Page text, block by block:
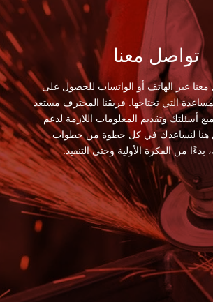
تواصل معنا
معنا عبر الهاتف أو الواتساب للحصول على
التي تحتاجها. فريقنا المحترف مستعد
أسئلتك وتقديم المعلومات اللازمة لدعم
هنا لنساعدك في كل خطوة من خطوات
من الفكرة الأولية وحتى التنفيذ.